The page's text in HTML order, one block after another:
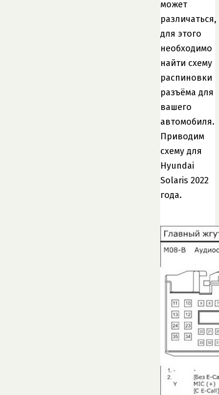
может
различаться,
для этого
необходимо
найти схему
распиновки
разъёма для
вашего
автомобиля.
Приводим
схему для
Hyundai
Solaris 2022
года.